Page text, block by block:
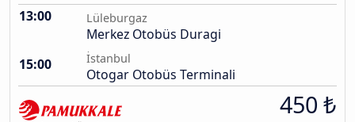
13:00 Lüleburgaz
Merkez Otobüs Duragi
15:00
İstanbul
Otogar Otobüs Terminali
450 ₺